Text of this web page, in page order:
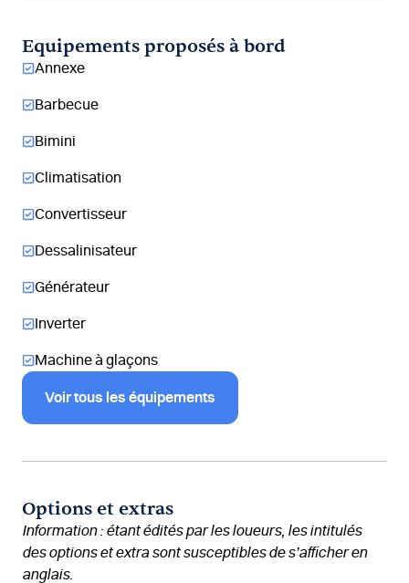
Equipements proposés à bord
Annexe
Barbecue
Bimini
Climatisation
Convertisseur
Dessalinisateur
Générateur
Inverter
Machine à glaçons
Voir tous les équipements
Options et extras
Information : étant édités par les loueurs, les intitulés
des options et extra sont susceptibles de s’afficher en
anglais.